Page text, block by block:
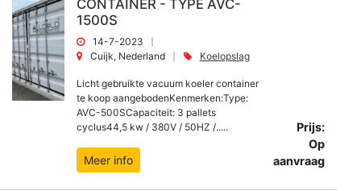
CONTAINER - TYPE AVC-
1500S
14-7-2023
Cuijk, Nederland
Koelopslag
Licht gebruikte vacuum koeler container
te koop aangebodenKenmerken:Type:
AVC-500SCapaciteit: 3 pallets
cyclus44,5 kw / 380V / 50HZ /.....
Meer info
Prijs:
Op
aanvraag